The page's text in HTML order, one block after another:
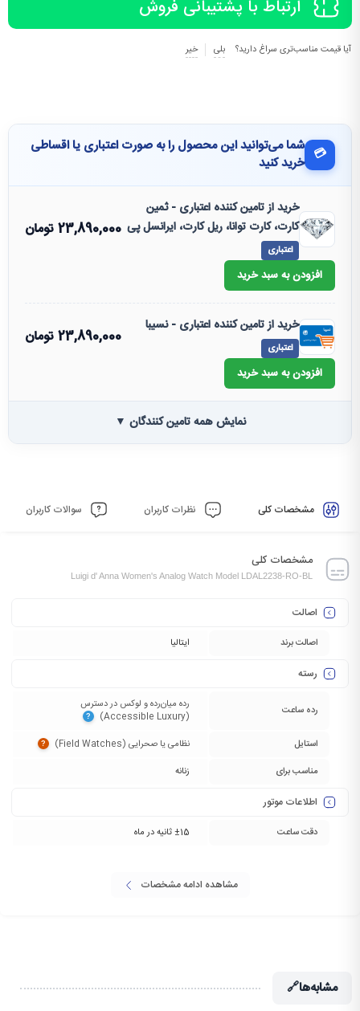
ارتباط با پشتیبانی فروش
آیا قیمت مناسب‌تری سراغ دارید؟ بلی خیر
💳 شما می‌توانید این محصول را به صورت اعتباری یا اقساطی
خرید کنید
خرید از تامین کننده اعتباری - ثمین
کارت، کارت توانا، ریل کارت، ایرانسل پی
اعتباری
23,890,000تومان
افزودن به سبد خرید
خرید از تامین کننده اعتباری - نسیبا
اعتباری
23,890,000تومان
افزودن به سبد خرید
نمایش همه تامین کنندگان ▼
مشخصات کلی نظرات کاربران سوالات کاربران
مشخصات کلی
Luigi d' Anna Women's Analog Watch Model LDAL2238-RO-BL
اصالت
اصالت برند ایتالیا
رسته
رده ساعت
رده میان‌رده و لوکس در دسترس
(Accessible Luxury)‏
?
استایل نظامی یا صحرایی (Field Watches)‏ ?
مناسب برای زنانه
اطلاعات موتور
دقت ساعت ±15 ثانیه در ماه
مشاهده ادامه مشخصات
مشابه‌ها🔗